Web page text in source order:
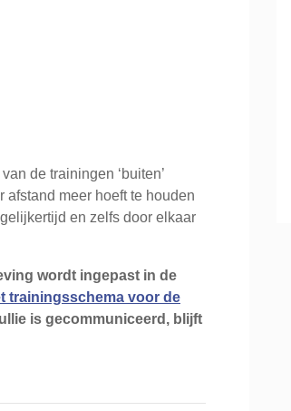
de trainingen ‘buiten’
afstand meer hoeft te houden
en zelfs door elkaar
wordt ingepast in de
trainingsschema voor de
is gecommuniceerd, blijft